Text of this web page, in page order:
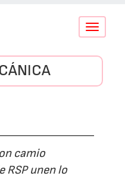
Conmutar
camio
RSP unen lo